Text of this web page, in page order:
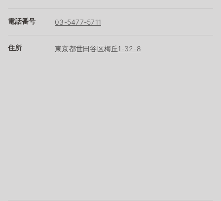
電話番号 03-5477-5711
住所 東京都世田谷区梅丘1-32-8